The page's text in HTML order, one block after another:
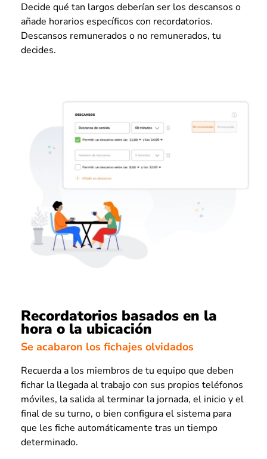
Decide qué tan largos deberían ser los descansos o
añade horarios específicos con recordatorios.
Descansos remunerados o no remunerados, tu
decides.
Recordatorios basados en la
hora o la ubicación
Se acabaron los fichajes olvidados
Recuerda a los miembros de tu equipo que deben
fichar la llegada al trabajo con sus propios teléfonos
móviles, la salida al terminar la jornada, el inicio y el
final de su turno, o bien configura el sistema para
que les fiche automáticamente tras un tiempo
determinado.